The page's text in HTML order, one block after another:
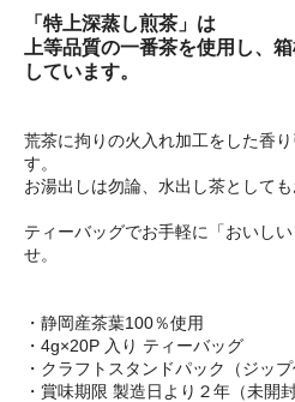
「特上深蒸し煎茶」は
上等品質の一番茶を使用し、
しています。
荒茶に拘りの火入れ加工をした香
す。
お湯出しは勿論、水出し茶としても
ティーバッグでお手軽に「おいし
せ。
・静岡産茶葉100％使用
・4g×20P 入り ティーバッグ
・クラフトスタンドパック（ジップ
・賞味期限 製造日より２年（未開